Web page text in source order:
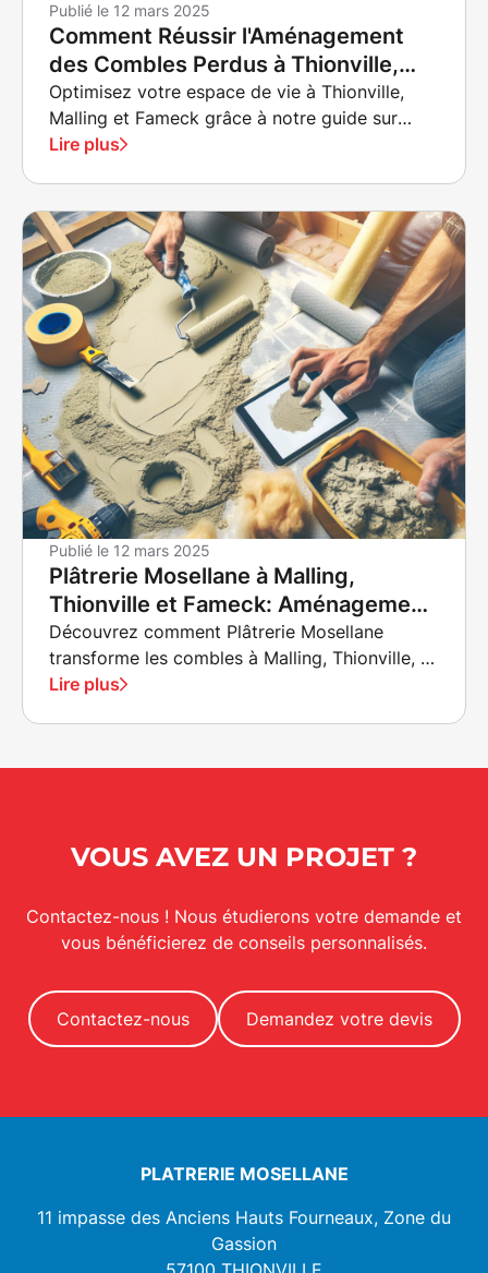
Publié le 12 mars 2025
Comment Réussir l'Aménagement
des Combles Perdus à Thionville,
Malling et Fameck
Optimisez votre espace de vie à Thionville,
Malling et Fameck grâce à notre guide sur
l'aménagement des combles perdus.
locales démontrant une efficacité énergétique
et une augmentation de la valeur immobilière.
Transformez vos combles en espaces
fonctionnels et esthétiques.
Lire plus
Publié le 12 mars 2025
Plâtrerie Mosellane à Malling,
Thionville et Fameck: Aménagement
des Combles et Isolation
Découvrez comment Plâtrerie Mosellane
transforme les combles à Malling, Thionville, et
Fameck. Améliorez votre confort et
d'aménagement des combles écologiques.
Lire plus
VOUS AVEZ UN PROJET ?
Contactez-nous ! Nous étudierons votre demande et
vous bénéficierez de conseils personnalisés.
Contactez-nous Demandez votre devis
PLATRERIE MOSELLANE
11 impasse des Anciens Hauts Fourneaux, Zone du
Gassion